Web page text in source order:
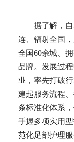
据了解，
连、辐射全国
全国60余城、
品牌。发展过
业，率先打破
建起服务流程
条标准化体系
手握多项实用
范化足部护理